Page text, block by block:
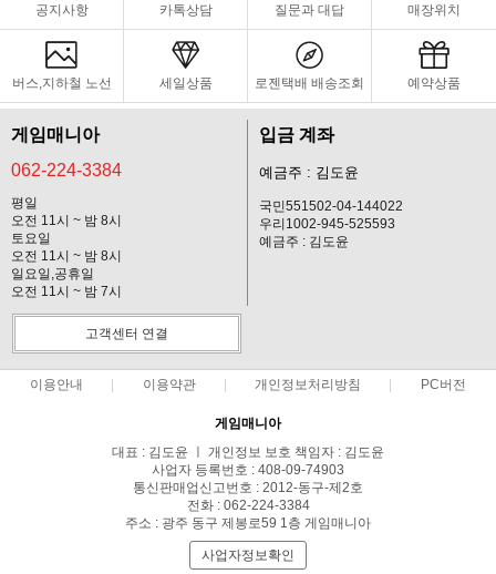
공지사항 카톡상담 질문과 대답 매장위치
버스,지하철 노선 세일상품 로젠택배 배송조회 예약상품
게임매니아
062-224-3384
평일
오전 11시 ~ 밤 8시
토요일
오전 11시 ~ 밤 8시
일요일,공휴일
오전 11시 ~ 밤 7시
입금 계좌
예금주 : 김도윤
국민551502-04-144022
우리1002-945-525593
예금주 : 김도윤
고객센터 연결
이용안내 이용약관 개인정보처리방침 PC버전
게임매니아
대표 : 김도윤 ㅣ 개인정보 보호 책임자 : 김도윤
사업자 등록번호 : 408-09-74903
통신판매업신고번호 : 2012-동구-제2호
전화 : 062-224-3384
주소 : 광주 동구 제봉로59 1층 게임매니아
사업자정보확인